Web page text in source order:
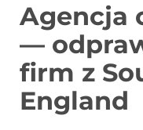
Agencja
—
firm z
England